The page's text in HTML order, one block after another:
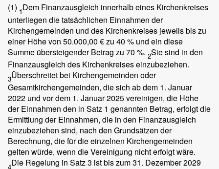
(1) 1Dem Finanzausgleich innerhalb eines Kirchenkreises
unterliegen die tatsächlichen Einnahmen der
Kirchengemeinden und des Kirchenkreises jeweils bis zu
einer Höhe von 50.000,00 € zu 40 % und ein diese
Summe übersteigender Betrag zu 70 %. 2Sie sind in den
Finanzausgleich des Kirchenkreises einzubeziehen.
3Überschreitet bei Kirchengemeinden oder
Gesamtkirchengemeinden, die sich ab dem 1. Januar
2022 und vor dem 1. Januar 2025 vereinigen, die Höhe
der Einnahmen den in Satz 1 genannten Betrag, erfolgt die
Ermittlung der Einnahmen, die in den Finanzausgleich
einzubeziehen sind, nach den Grundsätzen der
Berechnung, die für die einzelnen Kirchengemeinden
gelten würde, wenn die Vereinigung nicht erfolgt wäre.
4Die Regelung in Satz 3 ist bis zum 31. Dezember 2029